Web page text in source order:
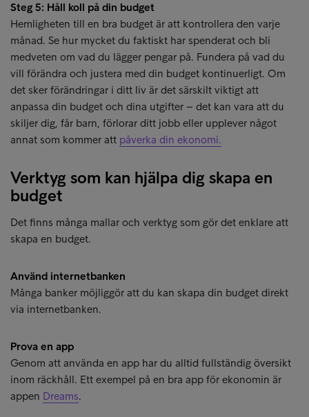
Steg 5: Håll koll på din budget
Hemligheten till en bra budget är att kontrollera den varje
månad. Se hur mycket du faktiskt har spenderat och bli
medveten om vad du lägger pengar på. Fundera på vad du
vill förändra och justera med din budget kontinuerligt. Om
det sker förändringar i ditt liv är det särskilt viktigt att
anpassa din budget och dina utgifter – det kan vara att du
skiljer dig, får barn, förlorar ditt jobb eller upplever något
annat som kommer att påverka din ekonomi.
Verktyg som kan hjälpa dig skapa en
budget
Det finns många mallar och verktyg som gör det enklare att
skapa en budget.
Använd internetbanken
Många banker möjliggör att du kan skapa din budget direkt
via internetbanken.
Prova en app
Genom att använda en app har du alltid fullständig översikt
inom räckhåll. Ett exempel på en bra app för ekonomin är
appen Dreams.